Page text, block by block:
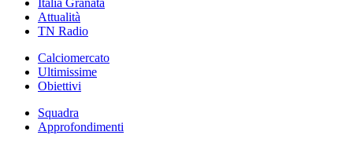
Italia Granata
Attualità
TN Radio
Calciomercato
Ultimissime
Obiettivi
Squadra
Approfondimenti